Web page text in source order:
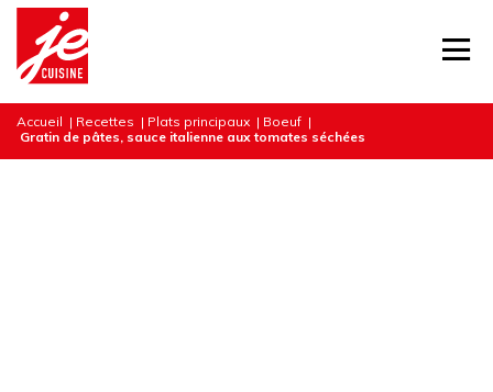
Accueil | Recettes | Plats principaux | Boeuf |
Gratin de pâtes, sauce italienne aux tomates séchées